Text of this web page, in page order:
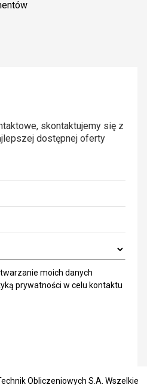
skontaktujemy się z
dostępnej oferty
moich danych
prywatności w celu kontaktu
Obliczeniowych S.A. Wszelkie